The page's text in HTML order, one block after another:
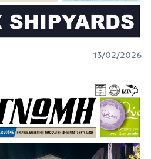
13/02/2026